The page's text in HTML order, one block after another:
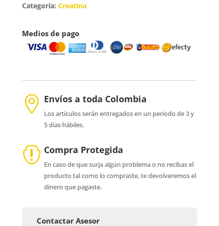
Categoría: Creatina
Medios de pago
 Envíos a toda Colombia
Los artículos serán entregados en un periodo de 3 y
5 días hábiles.
 Compra Protegida
En caso de que surja algún problema o no recibas el
producto tal como lo compraste, te devolveremos el
dinero que pagaste.
Contactar Asesor